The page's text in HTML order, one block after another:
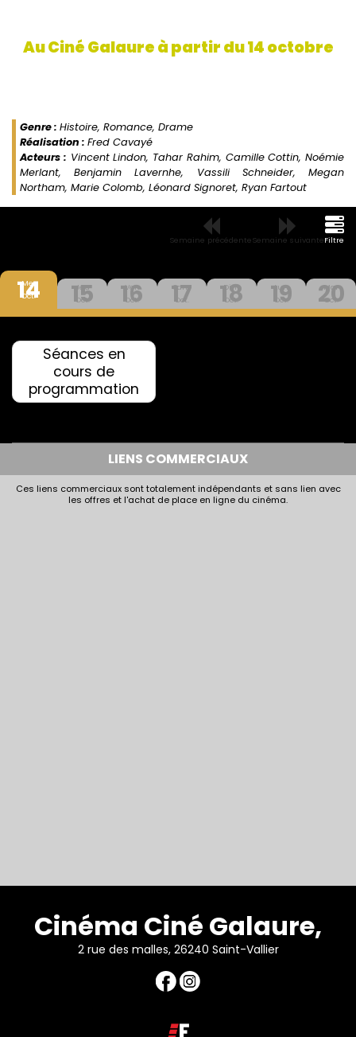
Au Ciné Galaure à partir du 14 octobre
Genre : Histoire, Romance, Drame
Réalisation : Fred Cavayé
Acteurs : Vincent Lindon, Tahar Rahim, Camille Cottin, Noémie
Merlant, Benjamin Lavernhe, Vassili Schneider, Megan
Northam, Marie Colomb, Léonard Signoret, Ryan Fartout
Semaine précédenteSemaine suivanteFiltre
Mer
14
Oct.
Jeu
15
Oct.
Ven
16
Oct.
Sam
17
Oct.
Dim
18
Oct.
Lun
19
Oct.
Mar
20
Oct.
Séances en
cours de
programmation
LIENS COMMERCIAUX
Ces liens commerciaux sont totalement indépendants et sans lien avec
les offres et l'achat de place en ligne du cinéma.
Cinéma Ciné Galaure,
2 rue des malles, 26240 Saint-Vallier